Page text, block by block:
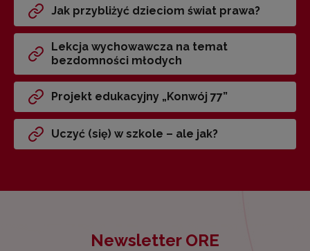
Jak przybliżyć dzieciom świat prawa?
Lekcja wychowawcza na temat
bezdomności młodych
Projekt edukacyjny „Konwój 77”
Uczyć (się) w szkole – ale jak?
Newsletter ORE